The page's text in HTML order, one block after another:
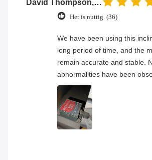
David Thompson, Senior Engineer
Het is nuttig. (36)
We have been using this
long period of time, and the
remain accurate and stable.
abnormalities have been
continuous operation, and the
product quality has proven to
reliable.